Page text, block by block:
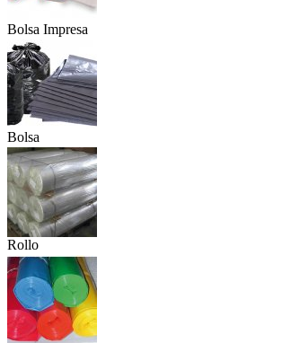
Bolsa Impresa
C...
Bolsa
Recuperad...
Rollo
Polietile...